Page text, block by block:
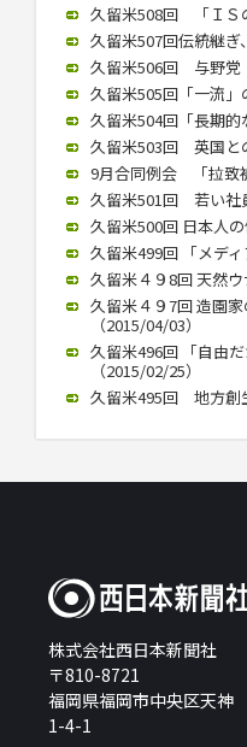
久留米508回 「ＩＳ
久留米507回伝統継
久留米506回 与野党
久留米505回「一流
久留米504回「長期
久留米503回 英国と
9月合同例会 「拉致
久留米501回 若い社
久留米500回 日本人
久留米499回 「メデ
久留米４９8回 天然
久留米４９7回 造園
（2015/04/03）
久留米496回 「自由
（2015/02/25）
久留米495回 地方創
株式会社西日本新聞社
〒810-8721
福岡県福岡市中央区天神
1-4-1